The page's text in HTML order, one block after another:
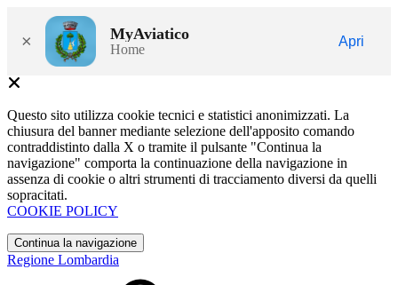
× MyAviatico
Home
Apri
Questo sito utilizza cookie tecnici e statistici anonimizzati. La
chiusura del banner mediante selezione dell'apposito comando
contraddistinto dalla X o tramite il pulsante "Continua la
navigazione" comporta la continuazione della navigazione in
assenza di cookie o altri strumenti di tracciamento diversi da quelli
sopracitati.
COOKIE POLICY
Continua la navigazione
Regione Lombardia